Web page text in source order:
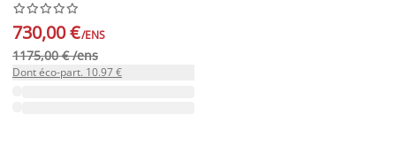






730,00 €/ENS
1175,00 € /ens
Dont éco-part. 10.97 €